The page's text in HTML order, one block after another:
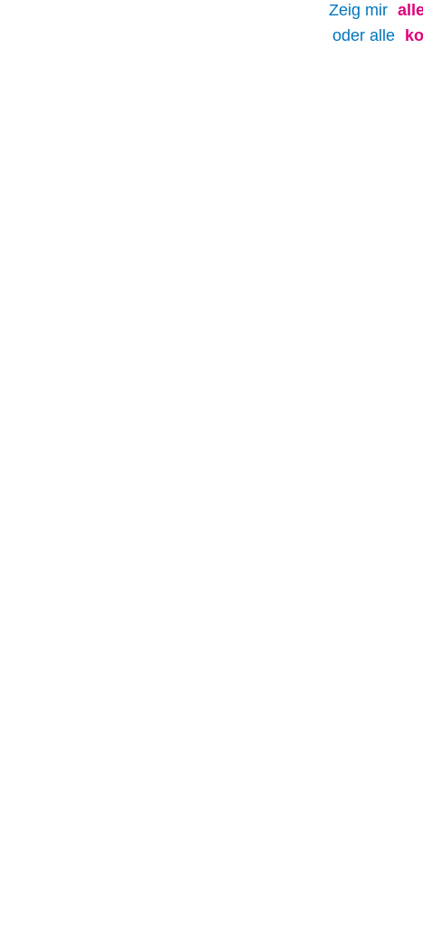
Zeig mir
oder alle